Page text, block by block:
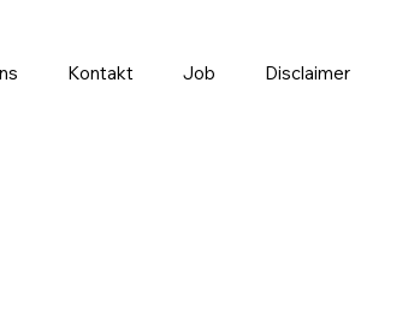
Kontakt Job Disclaimer